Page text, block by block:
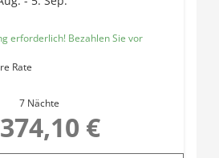
erforderlich! Bezahlen Sie vor
Rate
7 Nächte
€